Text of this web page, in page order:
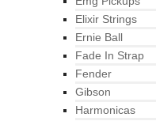
Elixir Strings
Ernie Ball
Fade In Strap
Fender
Gibson
Harmonicas